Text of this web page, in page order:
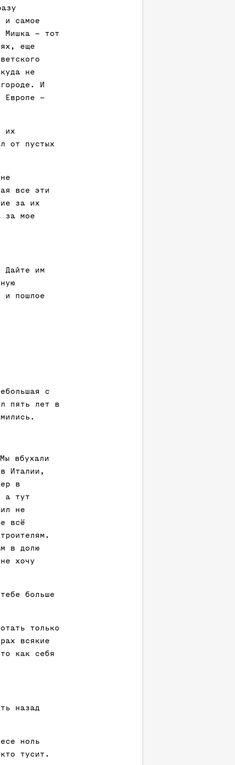
и самое
Мишка – тот
еще
не
И
Европе –
их
от пустых
все эти
за их
за мое
Дайте им
и пошлое
с
пять лет в
вбухали
Италии,
в
а тут
не
всё
в долю
хочу
больше
только
всякие
как себя
назад
ноль
тусит.